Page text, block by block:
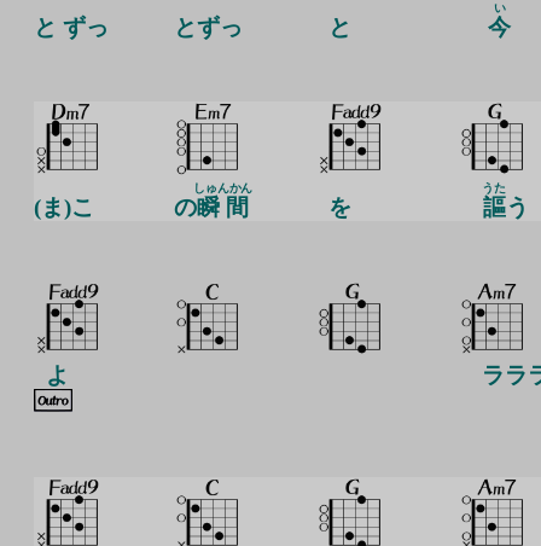
と ずっ とずっ と 今
い
(ま)こ の瞬間
しゅんかん
を 謳
うた
う
よ ララ